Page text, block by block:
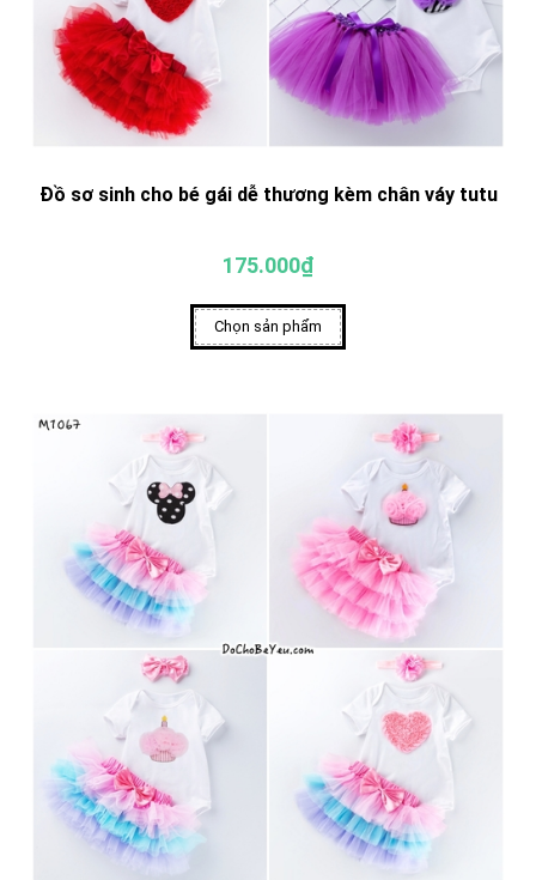
Đồ sơ sinh cho bé gái dễ thương kèm chân váy tutu
175.000₫
Chọn sản phẩm